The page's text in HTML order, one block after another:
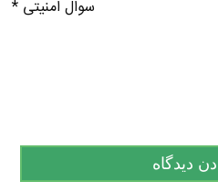
سوال امنیتی *